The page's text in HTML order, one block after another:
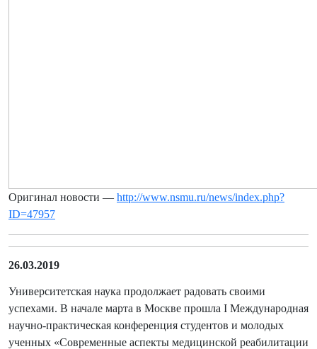
Оригинал новости — http://www.nsmu.ru/news/index.php?
ID=47957
26.03.2019
Университетская наука продолжает радовать своими
успехами. В начале марта в Москве прошла I Международная
научно-практическая конференция студентов и молодых
ученных «Современные аспекты медицинской реабилитации